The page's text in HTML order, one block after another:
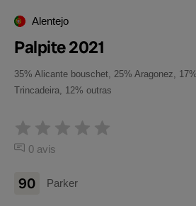
Alentejo
Palpite 2021
35% Alicante bouschet, 25% Aragonez,
Trincadeira, 12% outras
0 avis
90 Parker